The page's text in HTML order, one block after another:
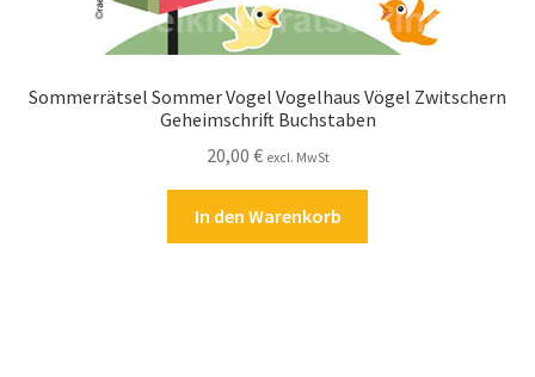
Sommerrätsel Sommer Vogel Vogelhaus Vögel Zwitschern
Geheimschrift Buchstaben
20,00 € excl. MwSt
In den Warenkorb